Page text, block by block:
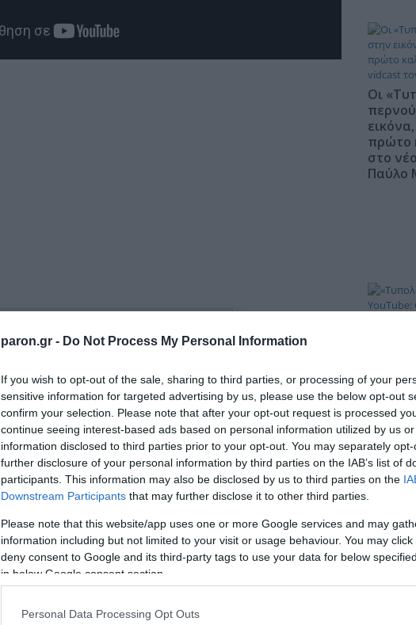
paron.gr - Do Not Process My Personal Information
If you wish to opt-out of the sale, sharing to third parties, or processing of your
sensitive information for targeted advertising by us, please use the below opt-out
confirm your selection. Please note that after your opt-out request is processed
continue seeing interest-based ads based on personal information utilized by us
information disclosed to third parties prior to your opt-out. You may separately
further disclosure of your personal information by third parties on the IAB’s list of
participants. This information may also be disclosed by us to third parties on the
Downstream Participants that may further disclose it to other third parties.
Please note that this website/app uses one or more Google services and may
information including but not limited to your visit or usage behaviour. You may
deny consent to Google and its third-party tags to use your data for below
in below Google consent section.
Personal Data Processing Opt Outs
Οι
πρώτο
στο
Παύλο
χαρτιά